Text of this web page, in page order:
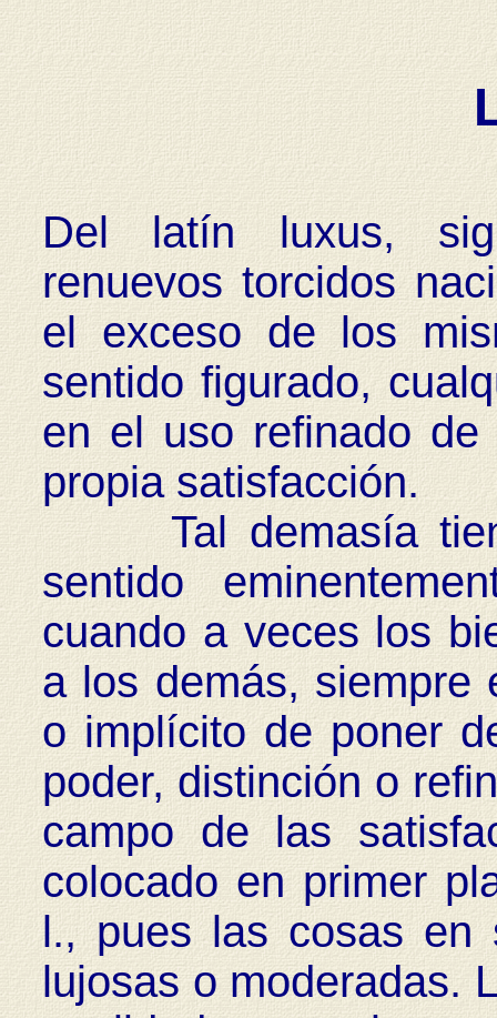
Del latín luxus,
renuevos torcidos
el exceso de los
sentido figurado,
en el uso refinado de
propia satisfacción.
Tal demasía
sentido
cuando a veces los
a los demás, siempre
o implícito de poner
poder, distinción o
campo de las
colocado en primer
l., pues las cosas en
lujosas o moderadas.